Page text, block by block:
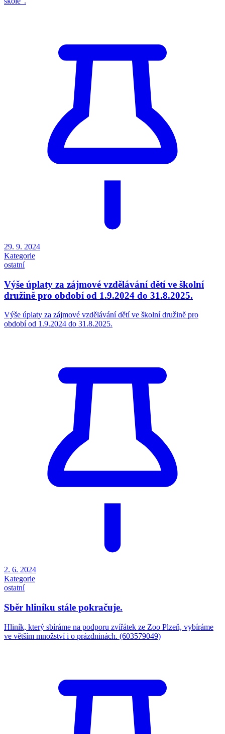
29. 9. 2024
Kategorie
ostatní
Výše úplaty za zájmové vzdělávání dětí ve školní
družině pro období od 1.9.2024 do 31.8.2025.
Výše úplaty za zájmové vzdělávání dětí ve školní družině pro
období od 1.9.2024 do 31.8.2025.
2. 6. 2024
Kategorie
ostatní
Sběr hliníku stále pokračuje.
Hliník, který sbíráme na podporu zvířátek ze Zoo Plzeň, vybíráme
ve větším množství i o prázdninách. (603579049)